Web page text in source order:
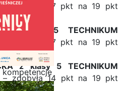
zdobyła 17 pkt na 19 pkt
z klasy 5 TECHNIKUM
– zdobyła 17 pkt na 19 pkt
z klasy 5 TECHNIKUM
zdobyła 14 pkt na 19 pkt